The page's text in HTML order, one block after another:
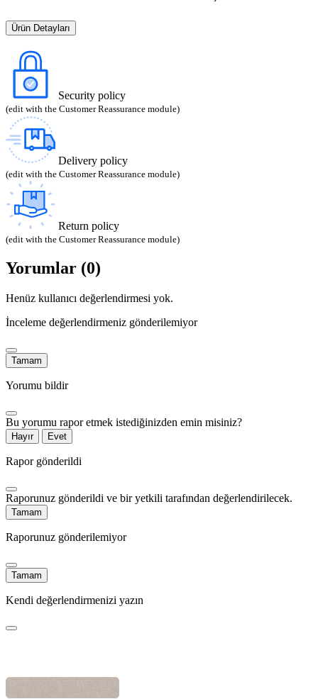
Ürün Detayları
Security policy
(edit with the Customer Reassurance module)
Delivery policy
(edit with the Customer Reassurance module)
Return policy
(edit with the Customer Reassurance module)
Yorumlar (0)
Henüz kullanıcı değerlendirmesi yok.
İnceleme değerlendirmeniz gönderilemiyor
Tamam
Yorumu bildir
Bu yorumu rapor etmek istediğinizden emin misiniz?
Hayır Evet
Rapor gönderildi
Raporunuz gönderildi ve bir yetkili tarafından değerlendirilecek.
Tamam
Raporunuz gönderilemiyor
Tamam
Kendi değerlendirmenizi yazın